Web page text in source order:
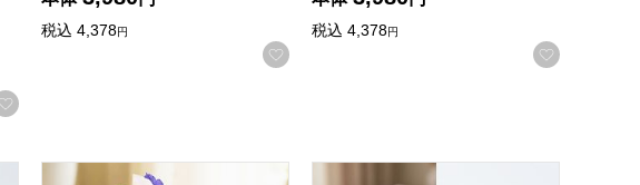
お気に入りに登録する
税込 4,378円
お気に入りに登録する
税込 4,378円
お気に入
三盆カステラ【敬老の日】
Luna 和紙の花「寿」【敬老の日】 Luna ジュエルフラワー「ハッピーエン